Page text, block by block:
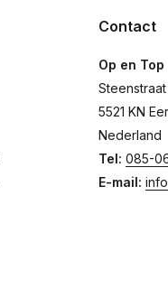
Contact
Op en
Steenstraat
5521 KN
Nederland
Tel: 085-
E-mail: